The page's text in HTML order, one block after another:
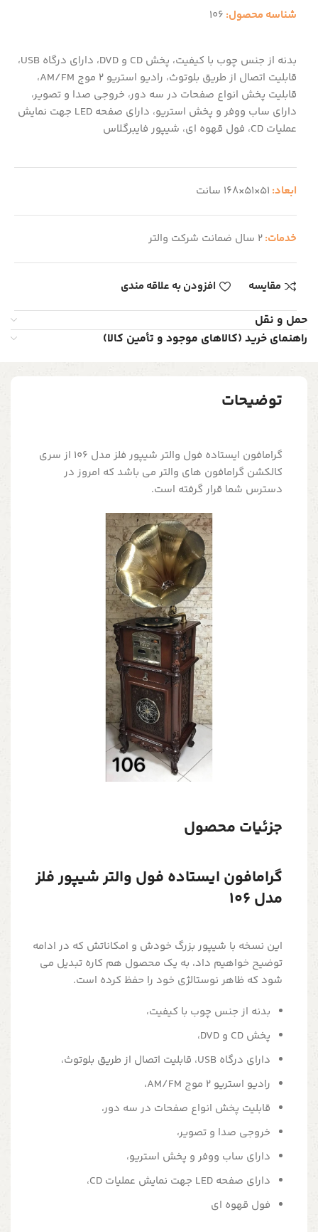
شناسه محصول: 106
بدنه از جنس چوب با کیفیت، پخش CD و DVD، دارای درگاه USB،
قابلیت اتصال از طریق بلوتوث، رادیو استریو 2 موج AM/FM،
قابلیت پخش انواع صفحات در سه دور، خروجی صدا و تصویر،
دارای ساب ووفر و پخش استریو، دارای صفحه LED جهت نمایش
عملیات CD، فول قهوه ای، شیپور فایبرگلاس
ابعاد: 51×51×168 سانت
خدمات:2 سال ضمانت شرکت والتر
مقایسه افزودن به علاقه مندی
حمل و نقل
راهنمای خرید (کالاهای موجود و تأمین کالا)
توضیحات
گرامافون ایستاده فول والتر شیپور فلز مدل 106 از سری
کالکشن گرامافون های والتر می باشد که امروز در
دسترس شما قرار گرفته است.
جزئیات محصول
گرامافون ایستاده فول والتر شیپور فلز
مدل 106
این نسخه با شیپور بزرگ خودش و امکاناتش که در ادامه
توضیح خواهیم داد، به یک محصول هم کاره تبدیل می
شود که ظاهر نوستالژی خود را حفظ کرده است.
بدنه از جنس چوب با کیفیت،
پخش CD و DVD،
دارای درگاه USB، قابلیت اتصال از طریق بلوتوث،
رادیو استریو 2 موج AM/FM،
قابلیت پخش انواع صفحات در سه دور،
خروجی صدا و تصویر،
دارای ساب ووفر و پخش استریو،
دارای صفحه LED جهت نمایش عملیات CD،
فول قهوه ای